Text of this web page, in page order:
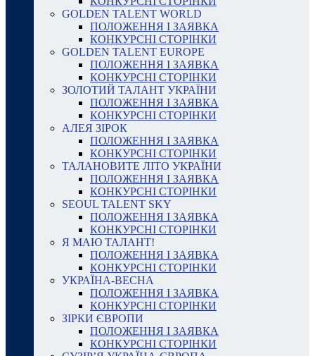
GOLDEN TALENT WORLD
ПОЛОЖЕННЯ І ЗАЯВКА
КОНКУРСНІ СТОРІНКИ
GOLDEN TALENT EUROPE
ПОЛОЖЕННЯ І ЗАЯВКА
КОНКУРСНІ СТОРІНКИ
ЗОЛОТИЙ ТАЛАНТ УКРАЇНИ
ПОЛОЖЕННЯ І ЗАЯВКА
КОНКУРСНІ СТОРІНКИ
АЛЕЯ ЗІРОК
ПОЛОЖЕННЯ І ЗАЯВКА
КОНКУРСНІ СТОРІНКИ
ТАЛАНОВИТЕ ЛІТО УКРАЇНИ
ПОЛОЖЕННЯ І ЗАЯВКА
КОНКУРСНІ СТОРІНКИ
SEOUL TALENT SKY
ПОЛОЖЕННЯ І ЗАЯВКА
КОНКУРСНІ СТОРІНКИ
Я МАЮ ТАЛАНТ!
ПОЛОЖЕННЯ І ЗАЯВКА
КОНКУРСНІ СТОРІНКИ
УКРАЇНА-ВЕСНА
ПОЛОЖЕННЯ І ЗАЯВКА
КОНКУРСНІ СТОРІНКИ
ЗІРКИ ЄВРОПИ
ПОЛОЖЕННЯ І ЗАЯВКА
КОНКУРСНІ СТОРІНКИ